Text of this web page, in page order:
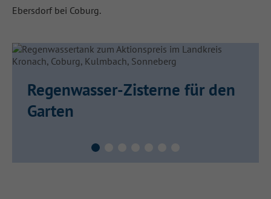
Ebersdorf bei Coburg.
Regenwasser-Zisterne für den
Garten